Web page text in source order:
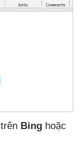
Bing hoặc